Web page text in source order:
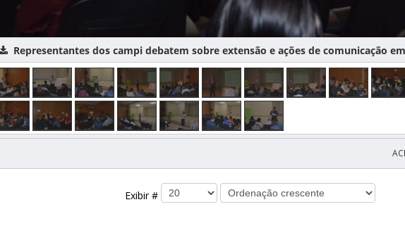
Representantes dos campi debatem sobre extensão e ações de comunicação em
Exibir #